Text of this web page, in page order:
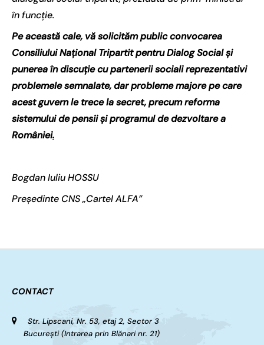
în funcţie.
Pe această cale, vă solicităm public convocarea
Consiliului Naţional Tripartit pentru Dialog Social şi
punerea în discuţie cu partenerii sociali reprezentativi
problemele semnalate, dar probleme majore pe care
acest guvern le trece la secret, precum reforma
sistemului de pensii şi programul de dezvoltare a
României.
Bogdan Iuliu HOSSU
Președinte CNS „Cartel ALFA”
CONTACT
Str. Lipscani, Nr. 53, etaj 2, Sector 3
București (Intrarea prin Blănari nr. 21)